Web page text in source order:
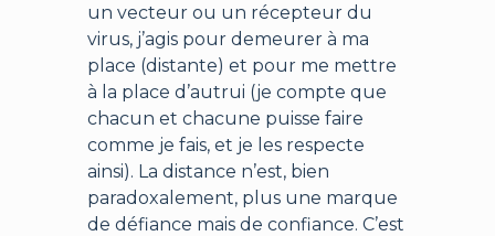
un vecteur ou un récepteur du
virus, j’agis pour demeurer à ma
place (distante) et pour me mettre
à la place d’autrui (je compte que
chacun et chacune puisse faire
comme je fais, et je les respecte
ainsi). La distance n’est, bien
paradoxalement, plus une marque
de défiance mais de confiance. C’est